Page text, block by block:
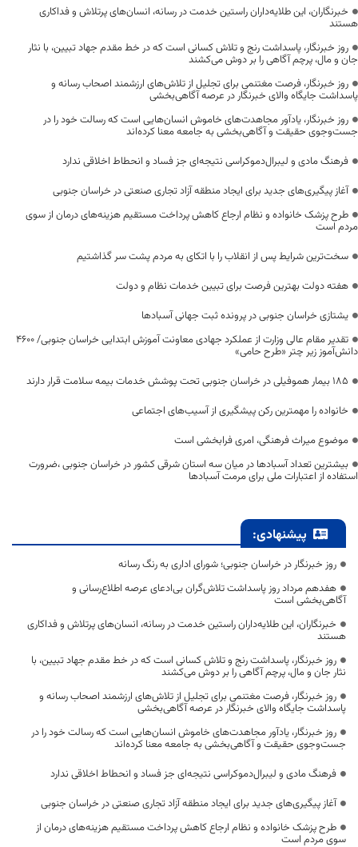
خبرنگاران، این طلایه‌داران راستین خدمت در رسانه، انسان‌های پرتلاش و فداکاری
هستند
روز خبرنگار، پاسداشت رنج و تلاش کسانی است که در خط مقدم جهاد تبیین، با نثار
جان و مال، پرچم آگاهی را بر دوش می‌کشند
روز خبرنگار، فرصت مغتنمی برای تجلیل از تلاش‌های ارزشمند اصحاب رسانه و
پاسداشت جایگاه والای خبرنگار در عرصه آگاهی‌بخشی
روز خبرنگار، یادآور مجاهدت‌های خاموش انسان‌هایی است که رسالت خود را در
جست‌وجوی حقیقت و آگاهی‌بخشی به جامعه معنا کرده‌اند
فرهنگ مادی و لیبرال‌دموکراسی نتیجه‌ای جز فساد و انحطاط اخلاقی ندارد
آغاز پیگیری‌های جدید برای ایجاد منطقه آزاد تجاری صنعتی در خراسان جنوبی
طرح پزشک خانواده و نظام ارجاع کاهش پرداخت مستقیم هزینه‌های درمان از سوی
مردم است
سخت‌ترین شرایط پس از انقلاب را با اتکای به مردم پشت سر گذاشتیم
هفته دولت بهترین فرصت برای تبیین خدمات نظام و دولت
یشتازی خراسان جنوبی در پرونده ثبت جهانی آسبادها
تقدیر مقام عالی وزارت از عملکرد جهادی معاونت آموزش ابتدایی خراسان جنوبی/ ۴۶۰۰
دانش‌آموز زیر چتر «طرح حامی»
۱۸۵ بیمار هموفیلی در خراسان جنوبی تحت پوشش خدمات بیمه سلامت قرار دارند
خانواده را مهمترین رکن پیشگیری از آسیب‌های اجتماعی
موضوع میراث فرهنگی، امری فرابخشی است
بیشترین تعداد آسبادها در میان سه استان شرقی کشور در خراسان جنوبی ،ضرورت
استفاده از اعتبارات ملی برای مرمت آسبادها
پیشنهادی:
روز خبرنگار در خراسان جنوبی؛ شورای اداری به رنگ رسانه
هفدهم مرداد روز پاسداشت تلاش‌گران بی‌ادعای عرصه اطلاع‌رسانی و
آگاهی‌بخشی است
خبرنگاران، این طلایه‌داران راستین خدمت در رسانه، انسان‌های پرتلاش و فداکاری
هستند
روز خبرنگار، پاسداشت رنج و تلاش کسانی است که در خط مقدم جهاد تبیین، با
نثار جان و مال، پرچم آگاهی را بر دوش می‌کشند
روز خبرنگار، فرصت مغتنمی برای تجلیل از تلاش‌های ارزشمند اصحاب رسانه و
پاسداشت جایگاه والای خبرنگار در عرصه آگاهی‌بخشی
روز خبرنگار، یادآور مجاهدت‌های خاموش انسان‌هایی است که رسالت خود را در
جست‌وجوی حقیقت و آگاهی‌بخشی به جامعه معنا کرده‌اند
فرهنگ مادی و لیبرال‌دموکراسی نتیجه‌ای جز فساد و انحطاط اخلاقی ندارد
آغاز پیگیری‌های جدید برای ایجاد منطقه آزاد تجاری صنعتی در خراسان جنوبی
طرح پزشک خانواده و نظام ارجاع کاهش پرداخت مستقیم هزینه‌های درمان از
سوی مردم است